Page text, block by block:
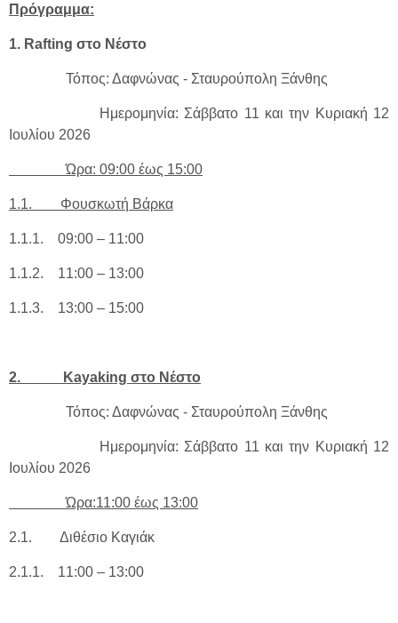
Πρόγραμμα:
1. Rafting στο Νέστο
Τόπος: Δαφνώνας - Σταυρούπολη Ξάνθης
Ημερομηνία: Σάββατο 11 και την Κυριακή 12
Ιουλίου 2026
Ώρα: 09:00 έως 15:00
1.1. Φουσκωτή Βάρκα
1.1.1. 09:00 – 11:00
1.1.2. 11:00 – 13:00
1.1.3. 13:00 – 15:00
2. Kayaking στο Νέστο
Τόπος: Δαφνώνας - Σταυρούπολη Ξάνθης
Ημερομηνία: Σάββατο 11 και την Κυριακή 12
Ιουλίου 2026
Ώρα:11:00 έως 13:00
2.1. Διθέσιο Καγιάκ
2.1.1. 11:00 – 13:00